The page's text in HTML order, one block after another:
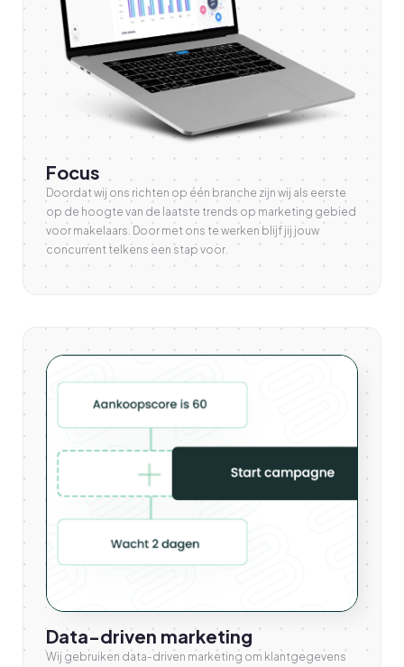
Focus
Doordat wij ons richten op één branche zijn wij als eerste
op de hoogte van de laatste trends op marketing gebied
voor makelaars. Door met ons te werken blijf jij jouw
concurrent telkens een stap voor.
Data-driven marketing
Wij gebruiken data-driven marketing om klantgegevens